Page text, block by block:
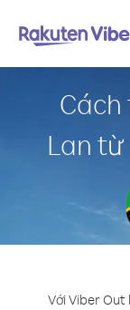
Lan
Với Viber